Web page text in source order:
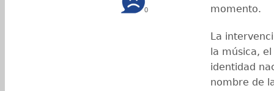
0
momento.
La
la música, el
identidad
nombre de